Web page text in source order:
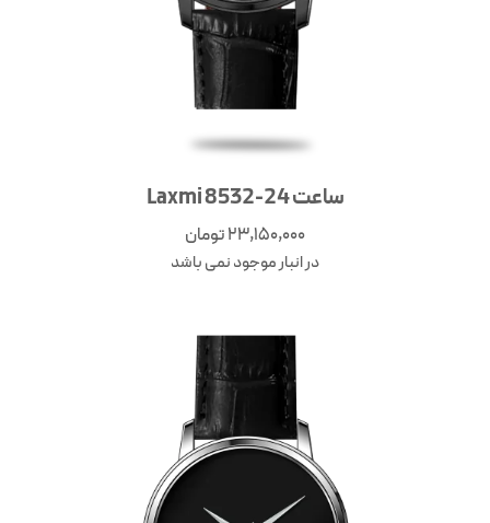
ساعت Laxmi 8532-24
23,150,000تومان
در انبار موجود نمی باشد